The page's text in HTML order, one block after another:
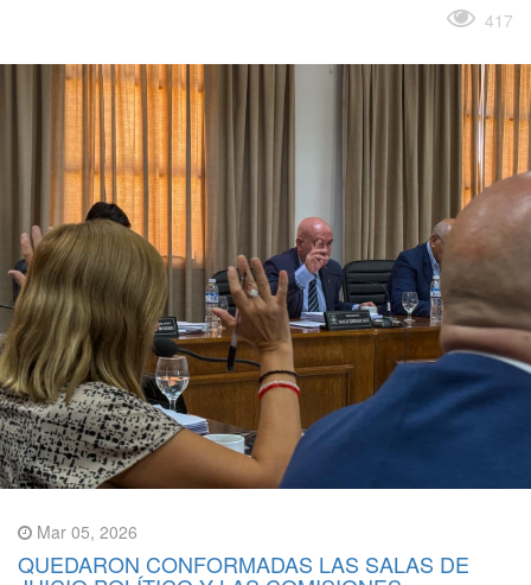
417
Mar 05, 2026
QUEDARON CONFORMADAS LAS SALAS DE